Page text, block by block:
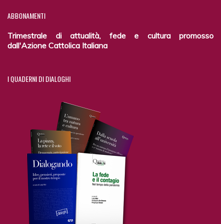
ABBONAMENTI
Trimestrale di attualità, fede e cultura promosso
dall'Azione Cattolica Italiana
IQUADERNI DI DIALOGHI